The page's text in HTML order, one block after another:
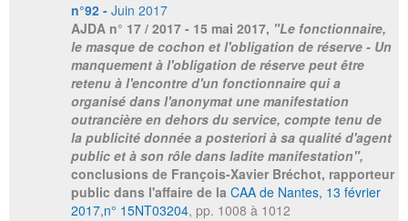
n°92 - Juin 2017
AJDA n° 17 / 2017 - 15 mai 2017, "Le fonctionnaire,
le masque de cochon et l'obligation de réserve - Un
manquement à l'obligation de réserve peut être
retenu à l'encontre d'un fonctionnaire qui a
organisé dans l'anonymat une manifestation
outrancière en dehors du service, compte tenu de
la publicité donnée a posteriori à sa qualité d'agent
public et à son rôle dans ladite manifestation",
conclusions de François-Xavier Bréchot, rapporteur
public dans l'affaire de la CAA de Nantes, 13 février
2017,n° 15NT03204, pp. 1008 à 1012